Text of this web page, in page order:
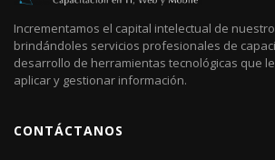
Incrementamos el capital intelectual de
brindándoles servicios profesionales de
desarrollo de herramientas tecnológicas que
aplicar y gestionar información.
CONTÁCTANOS